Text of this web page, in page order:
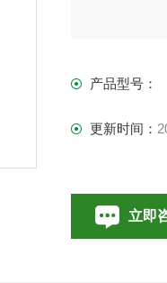
产品型号：
更新时间：
立即